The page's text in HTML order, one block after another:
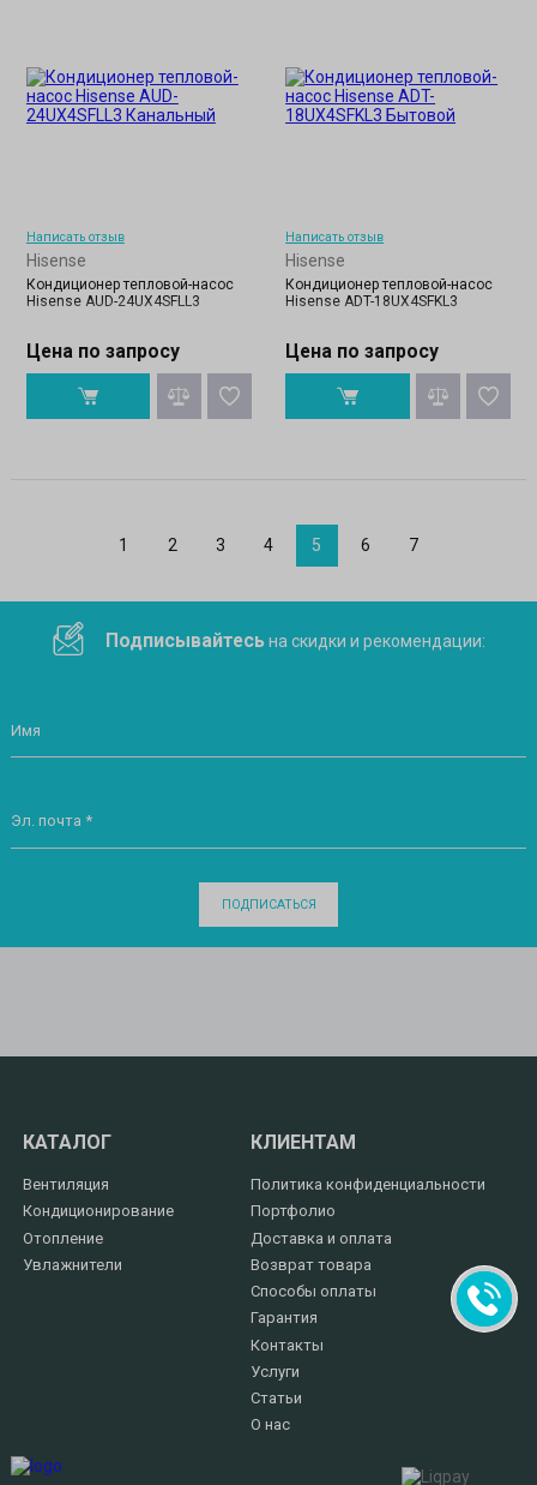
Написать отзыв
Hisense
Кондиционер тепловой-насос
Hisense AUD-24UX4SFLL3
Цена по запросу
Написать отзыв
Hisense
Кондиционер тепловой-насос
Hisense ADT-18UX4SFKL3
Цена по запросу
1 2 3 4 5 6 7
Подписывайтесьна скидки и рекомендации:
Имя
Эл. почта *
ПОДПИСАТЬСЯ
КАТАЛОГ
Вентиляция
Кондиционирование
Отопление
Увлажнители
КЛИЕНТАМ
Политика конфиденциальности
Портфолио
Доставка и оплата
Возврат товара
Способы оплаты
Гарантия
Контакты
Услуги
Статьи
О нас